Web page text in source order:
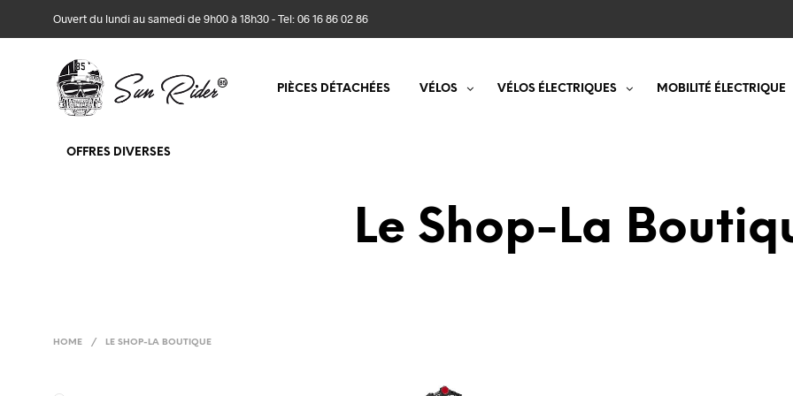
Ouvert du lundi au samedi de 9h00 à 18h30 - Tel: 06 16 86 02 86
PIÈCES DÉTACHÉES VÉLOS VÉLOS ÉLECTRIQUES MOBILITÉ ÉLECTRIQUE
OFFRES DIVERSES
Le Shop-La
HOME / LE SHOP-LA BOUTIQUE